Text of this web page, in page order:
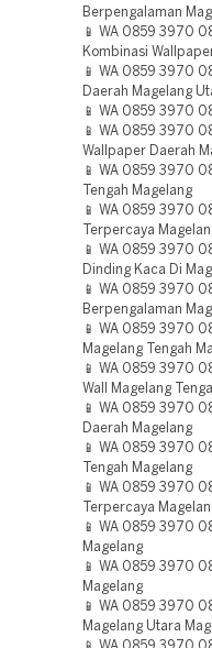
Berpengalaman
📱 WA 0859 3970
Kombinasi
📱 WA 0859 3970
Daerah Magelang
📱 WA 0859 3970
📱 WA 0859 3970
Wallpaper Daerah
📱 WA 0859 3970
Tengah Magelang
📱 WA 0859 3970
Terpercaya
📱 WA 0859 3970
Dinding Kaca Di
📱 WA 0859 3970
Berpengalaman
📱 WA 0859 3970
Magelang Tengah
📱 WA 0859 3970
Wall Magelang
📱 WA 0859 3970
Daerah Magelang
📱 WA 0859 3970
Tengah Magelang
📱 WA 0859 3970
Terpercaya
📱 WA 0859 3970
Magelang
📱 WA 0859 3970
Magelang
📱 WA 0859 3970
Magelang Utara